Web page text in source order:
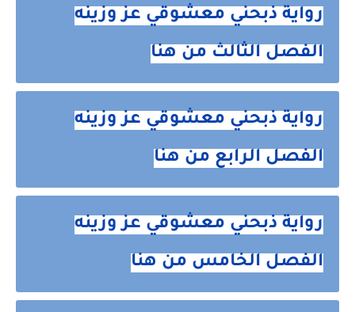
رواية ذبحني معشوقي عز وزينه
الفصل الثالث من هنا
رواية ذبحني معشوقي عز وزينه
الفصل الرابع من هنا
رواية ذبحني معشوقي عز وزينه
الفصل الخامس من هنا